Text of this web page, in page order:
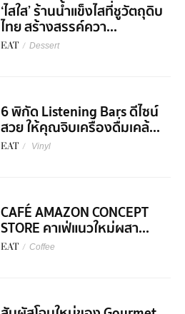
‘ไสใส’ ร้านน้ำแข็งไสที่ชูวัตถุดิบ
ไทย สร้างสรรค์ควา...
EAT / Dessert
6 พิกัด Listening Bars ดีไซน์
สวย ให้คุณจิบเครื่องดื่มเคล้...
EAT / Vinyl
CAFÉ AMAZON CONCEPT
STORE คาเฟ่แนวใหม่ผสา...
EAT / Coffee